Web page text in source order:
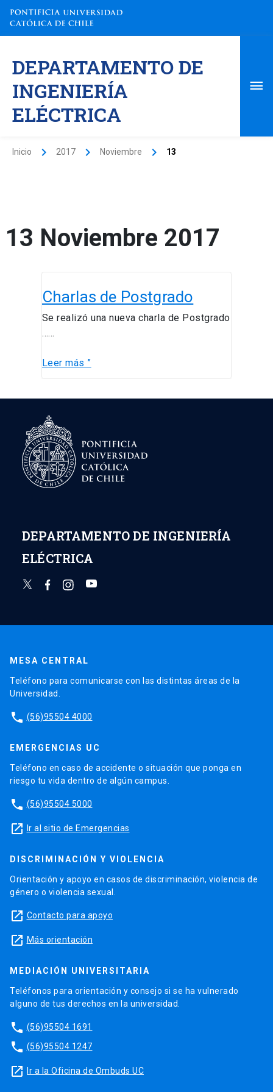
contenido
DEPARTAMENTO DE
INGENIERÍA
ELÉCTRICA
Inicio 2017 Noviembre 13
13 Noviembre 2017
Charlas de Postgrado
Se realizó una nueva charla de Postgrado
……
de
Leer más ”
DEPARTAMENTO DE INGENIERÍA
ELÉCTRICA
MESA CENTRAL
Teléfono para comunicarse con las distintas áreas de la
Universidad.
phone (56)95504 4000
EMERGENCIAS UC
Teléfono en caso de accidente o situación que ponga en
riesgo tu vida dentro de algún campus.
phone (56)95504 5000
launch Ir al sitio de Emergencias
DISCRIMINACIÓN Y VIOLENCIA
Orientación y apoyo en casos de discriminación, violencia de
género o violencia sexual.
launch Contacto para apoyo
launch Más orientación
MEDIACIÓN UNIVERSITARIA
Teléfonos para orientación y consejo si se ha vulnerado
alguno de tus derechos en la universidad.
phone (56)95504 1691
phone (56)95504 1247
launch Ir a la Oficina de Ombuds UC